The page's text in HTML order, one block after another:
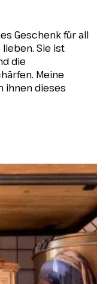
Geschenk für all
lieben. Sie ist
die
Meine
ihnen dieses